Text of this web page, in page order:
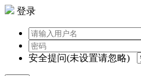
登录
安全提问(未设置请忽略)